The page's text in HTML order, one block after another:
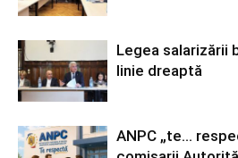
Legea salarizării
linie dreaptă
ANPC „te…